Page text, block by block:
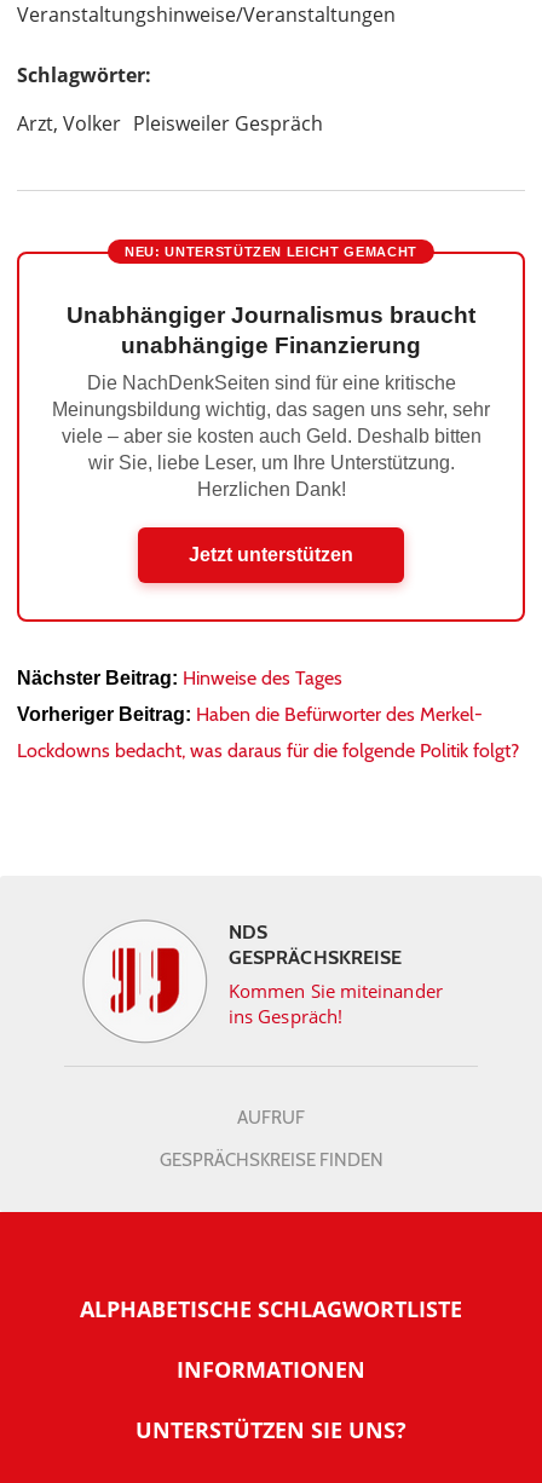
Veranstaltungshinweise/Veranstaltungen
Schlagwörter:
Arzt, Volker Pleisweiler Gespräch
NEU: UNTERSTÜTZEN LEICHT GEMACHT
Unabhängiger Journalismus braucht
unabhängige Finanzierung
Die NachDenkSeiten sind für eine kritische
Meinungsbildung wichtig, das sagen uns sehr, sehr
viele – aber sie kosten auch Geld. Deshalb bitten
wir Sie, liebe Leser, um Ihre Unterstützung.
Herzlichen Dank!
Jetzt unterstützen
Nächster Beitrag: Hinweise des Tages
Vorheriger Beitrag: Haben die Befürworter des Merkel-
Lockdowns bedacht, was daraus für die folgende Politik folgt?
NDS
GESPRÄCHSKREISE
Kommen Sie miteinander
ins Gespräch!
AUFRUF
GESPRÄCHSKREISE FINDEN
ALPHABETISCHE SCHLAGWORTLISTE
INFORMATIONEN
Warum NachDenkSeiten
UNTERSTÜTZEN SIE UNS?